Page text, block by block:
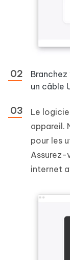
un câble
Le
appareil.
pour les
Assurez-
internet